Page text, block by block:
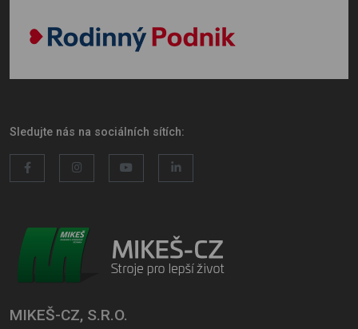
Sledujte nás na sociálních sítích:
MIKEŠ-CZ, S.R.O.